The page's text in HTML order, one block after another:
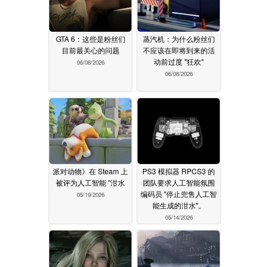
GTA 6：这些是粉丝们
目前最关心的问题
06/08/2026
蒸汽机：为什么粉丝们
不应该在即将到来的活
动前过度 "狂欢"
06/08/2026
派对动物》在 Steam 上
被评为人工智能 "泔水
05/19/2026
PS3 模拟器 RPCS3 的
团队要求人工智能氛围
编码员 "停止兜售人工智
能生成的泔水"。
05/14/2026